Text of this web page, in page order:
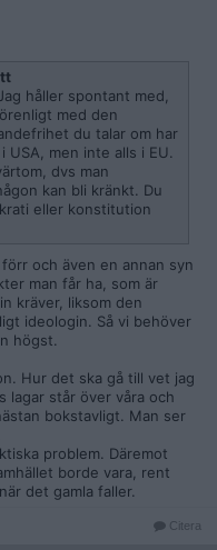
håller spontant med,
med den
du talar om har
men inte alls i EU.
dvs man
kan bli kränkt. Du
eller konstitution
och även en annan syn
man får ha, som är
kräver, liksom den
ideologin. Så vi behöver
högst.
Hur det ska gå till vet jag
lagar står över våra och
bokstavligt. Man ser
problem. Däremot
borde vara, rent
det gamla faller.
Citera